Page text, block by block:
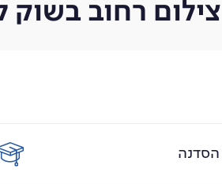
רחוב בשוק